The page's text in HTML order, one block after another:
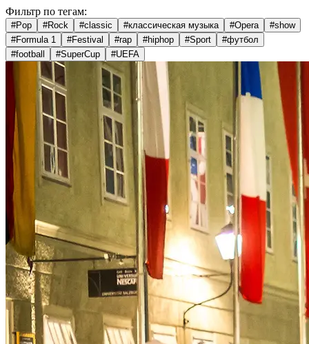
Фильтр по тегам:
#Pop #Rock #classic #классическая музыка #Opera #show
#Formula 1 #Festival #rap #hiphop #Sport #футбол
#football #SuperCup #UEFA